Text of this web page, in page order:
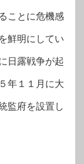
ことに危機感
鮮明にしてい
日露戦争が起
年１１月に大
監府を設置し